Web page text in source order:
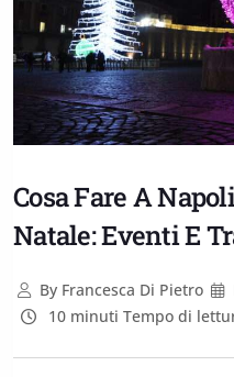
Cosa Fare A
Natale: Eventi E
ByFrancesca Di Pietro
10 minuti Tempo di